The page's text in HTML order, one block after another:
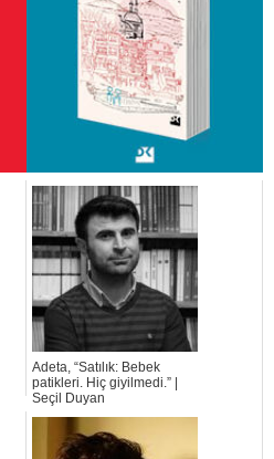
Adeta, “Satılık: Bebek
patikleri. Hiç giyilmedi.” |
Seçil Duyan